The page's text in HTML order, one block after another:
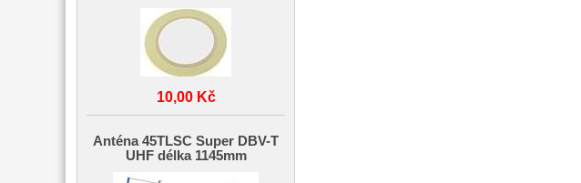
10,00 Kč
Anténa 45TLSC Super DBV-T
UHF délka 1145mm